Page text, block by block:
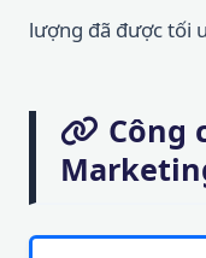
lượng đã được tối
Công